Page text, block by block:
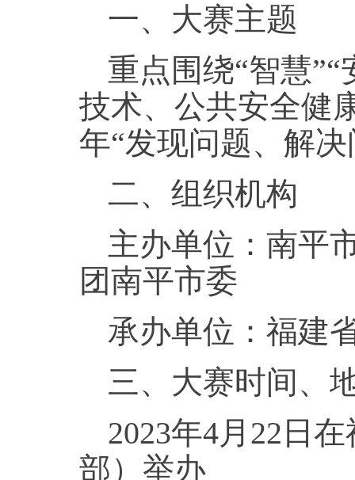
一、大赛主题
重点围绕“智慧
技术、公共安全健
年“发现问题、解
二、组织机构
主办单位：南平
团南平市委
承办单位：福建
三、大赛时间、
2023年4月22日
部）举办